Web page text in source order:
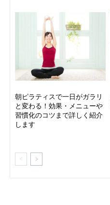
朝ピラティスで一日がガラリ
と変わる！効果・メニューや
習慣化のコツまで詳しく紹介
します